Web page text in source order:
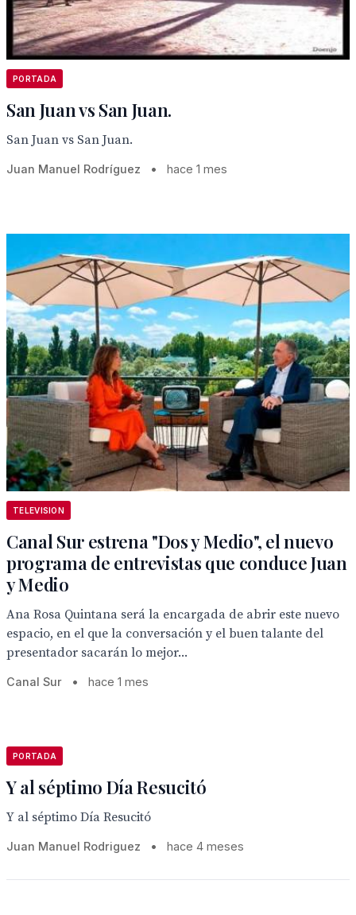
PORTADA
San Juan vs San Juan.
San Juan vs San Juan.
Juan Manuel Rodríguez • hace 1 mes
TELEVISION
Canal Sur estrena "Dos y Medio", el nuevo
programa de entrevistas que conduce Juan
y Medio
Ana Rosa Quintana será la encargada de abrir este nuevo
espacio, en el que la conversación y el buen talante del
presentador sacarán lo mejor...
Canal Sur • hace 1 mes
PORTADA
Y al séptimo Día Resucitó
Y al séptimo Día Resucitó
Juan Manuel Rodriguez • hace 4 meses